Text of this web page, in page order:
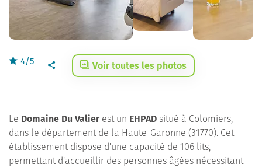
4/5 Voir toutes les photos
Le Domaine Du Valierest un EHPAD situé à Colomiers,
dans le département de la Haute-Garonne (31770). Cet
établissement dispose d'une capacité de 106 lits,
permettant d'accueillir des personnes âgées nécessitant